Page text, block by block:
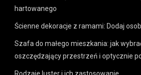
hartowanego
Ścienne dekoracje z ramami: Dodaj
Szafa do małego mieszkania: jak
oszczędzający przestrzeń i optycznie